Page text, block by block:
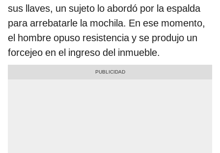
sus llaves, un sujeto lo abordó por la espalda
para arrebatarle la mochila. En ese momento,
el hombre opuso resistencia y se produjo un
forcejeo en el ingreso del inmueble.